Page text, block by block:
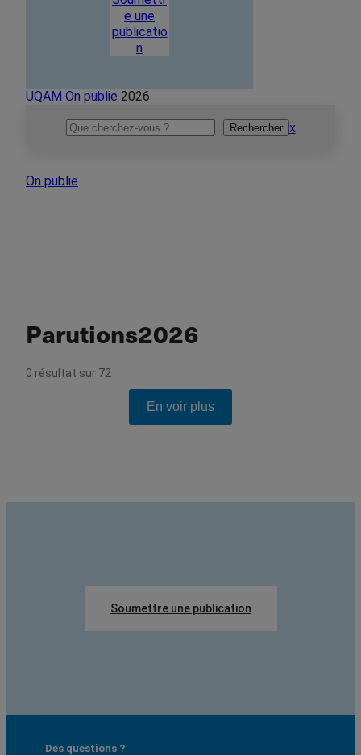
e une
publicatio
n
UQAM On publie 2026
Rechercher
Rechercher x
On publie
Parutions2026
0 résultat sur 72
En voir plus
Soumettre une publication
Des questions ?